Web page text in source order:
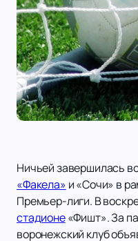
Ничьей завершилась
«Факела» и «Сочи» в
Премьер-лиги. В
стадионе«Фишт». За
воронежский клуб